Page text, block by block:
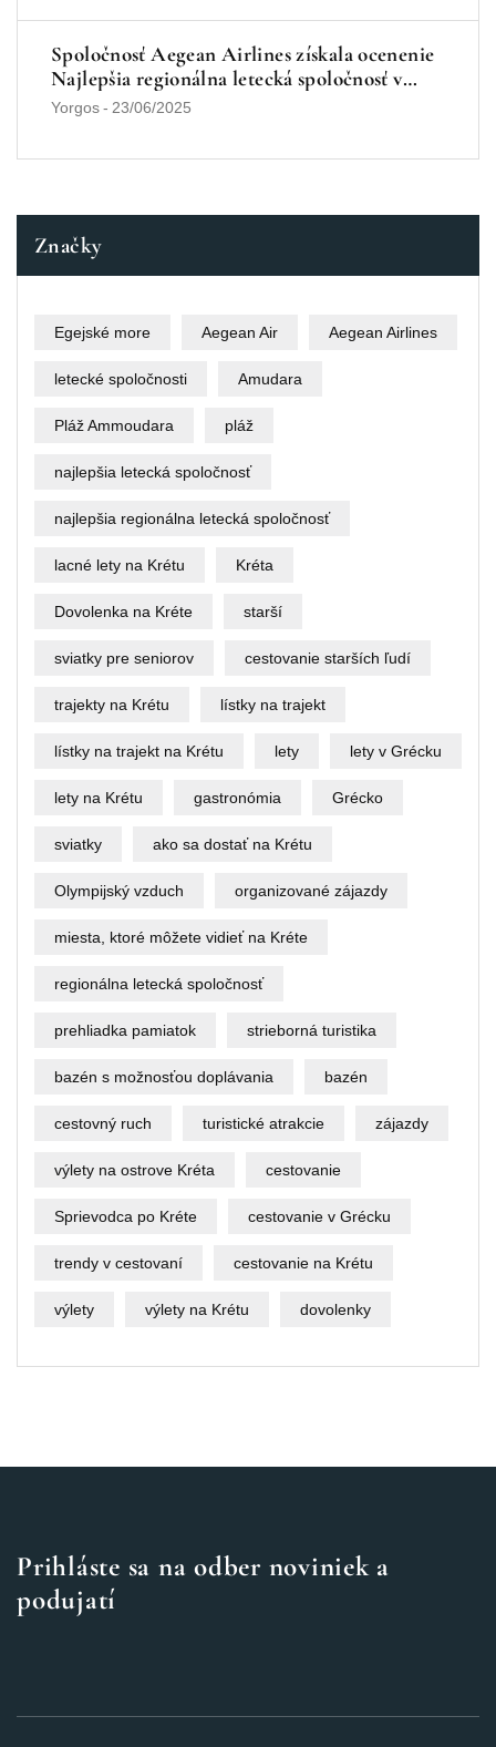
Spoločnosť Aegean Airlines získala ocenenie
Najlepšia regionálna letecká spoločnosť v
Európe v roku 2025
Yorgos- 23/06/2025
Značky
Egejské more Aegean Air Aegean Airlines
letecké spoločnosti Amudara
Pláž Ammoudara pláž
najlepšia letecká spoločnosť
najlepšia regionálna letecká spoločnosť
lacné lety na Krétu Kréta
Dovolenka na Kréte starší
sviatky pre seniorov cestovanie starších ľudí
trajekty na Krétu lístky na trajekt
lístky na trajekt na Krétu lety lety v Grécku
lety na Krétu gastronómia Grécko
sviatky ako sa dostať na Krétu
Olympijský vzduch organizované zájazdy
miesta, ktoré môžete vidieť na Kréte
regionálna letecká spoločnosť
prehliadka pamiatok strieborná turistika
bazén s možnosťou doplávania bazén
cestovný ruch turistické atrakcie zájazdy
výlety na ostrove Kréta cestovanie
Sprievodca po Kréte cestovanie v Grécku
trendy v cestovaní cestovanie na Krétu
výlety výlety na Krétu dovolenky
Prihláste sa na odber noviniek a
podujatí